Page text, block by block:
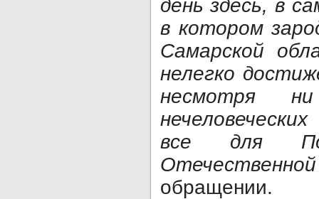
день здесь, в
в котором
Самарской
нелегко
несмотря
все для
обращении.